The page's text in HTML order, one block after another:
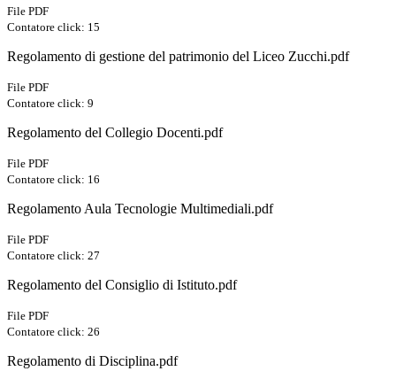
File PDF
Contatore click: 15
Regolamento di gestione del patrimonio del Liceo Zucchi.pdf
File PDF
Contatore click: 9
Regolamento del Collegio Docenti.pdf
File PDF
Contatore click: 16
Regolamento Aula Tecnologie Multimediali.pdf
File PDF
Contatore click: 27
Regolamento del Consiglio di Istituto.pdf
File PDF
Contatore click: 26
Regolamento di Disciplina.pdf